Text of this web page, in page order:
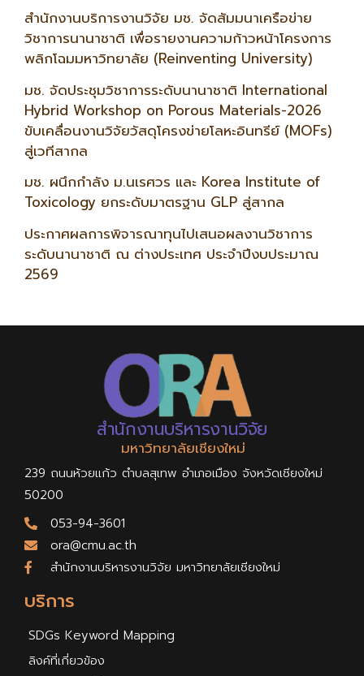
สำนักงานบริการงานวิจัย มช. จัดสัมมนาเครือข่าย
วิชาการนานาชาติ เพื่อรายงานความก้าวหน้าโครงการ
พลิกโฉมมหาวิทยาลัย (Reinventing University)
มช. จัดประชุมวิชาการระดับนานาชาติ International
Hybrid Workshop on Porous Materials-2026
ขับเคลื่อนงานวิจัยวัสดุโครงข่ายโลหะอินทรีย์ (MOFs)
สู่เวทีสากล
มช. ผนึกกำลัง ม.นเรศวร และ Korea Institute of
Toxicology ยกระดับมาตรฐาน GLP สู่สากล
ประกาศผลการพิจารณาทุนไปเสนอผลงานวิชาการ
ระดับนานาชาติ ณ ต่างประเทศ ประจำปีงบประมาณ
2569
บริการ
SDGs Keyword Mapping
ลิงค์ที่เกี่ยวข้อง
สำนักงานบริหารงานวิจัย
มหาวิทยาลัยเชียงใหม่
239 ถนนห้วยแก้ว ตำบลสุเทพ อำเภอเมือง จังหวัดเชียงใหม่
50200
053-94-3601
ora@cmu.ac.th
สำนักงานบริหารงานวิจัย มหาวิทยาลัยเชียงใหม่